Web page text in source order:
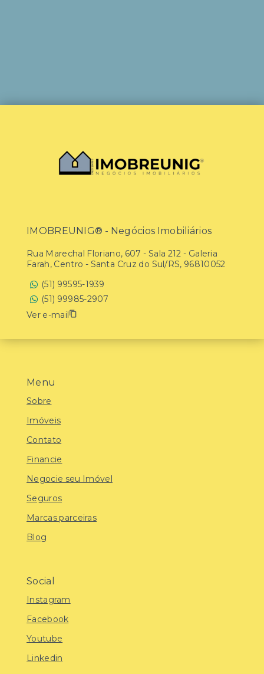
Menu
Sobre
Imóveis
Contato
Financie
Negocie seu Imóvel
Seguros
Marcas parceiras
Blog
Social
Instagram
Facebook
Youtube
Linkedin
IMOBREUNIG® - Negócios Imobiliários
Rua Marechal Floriano, 607 - Sala 212 - Galeria
Farah, Centro - Santa Cruz do Sul/RS, 96810052
(51) 99595-1939
(51) 99985-2907
Ver e-mail